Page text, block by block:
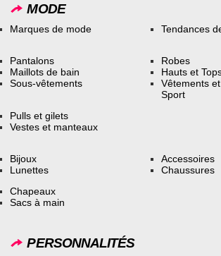
MODE
Marques de mode Tendances
Pantalons
Maillots de bain
Sous-vêtements
Robes
Hauts et
Vêtements
Sport
Pulls et gilets
Vestes et manteaux
Bijoux
Lunettes
Accessoires
Chaussures
Chapeaux
Sacs à main
PERSONNALITÉS